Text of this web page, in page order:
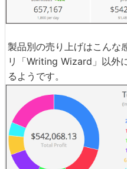
製品別の売り上げはこんな
リ「Writing Wizard」以外
るようです。